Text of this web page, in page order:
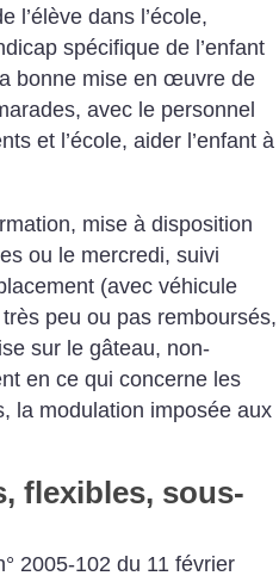
l’élève dans ­l’école,
spécifique de l’enfant
bonne mise en œuvre de
avec le personnel
et l’école, aider l’enfant à
mise à disposition
ou le mercredi, suivi
(avec véhicule
peu ou pas remboursés,
sur le gâteau, non-
en ce qui concerne les
la modulation imposée aux
flexibles, sous-
2005-102 du 11 février